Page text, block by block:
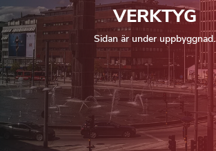
VERKTYG
Sidan är under uppbyggnad.